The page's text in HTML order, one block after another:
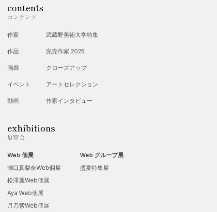
contents
コンテンツ
作家
作品
画廊
イベント
動画
武蔵野美術大学特集
完売作家 2025
クローズアップ
アートセレクション
作家インタビュー
exhibitions
展覧会
Web 個展
瀬口真梨奈Web個展
松澤麗Web個展
Aya Web個展
月乃紫Web個展
Web グループ展
盛夏特集展